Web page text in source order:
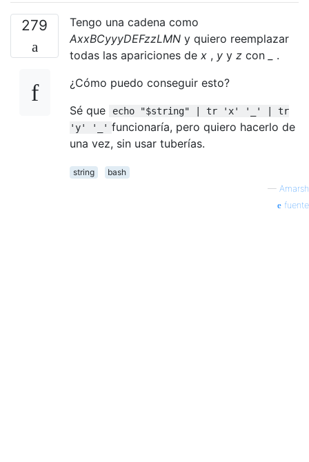
279
Tengo una cadena como
AxxBCyyyDEFzzLMN y quiero reemplazar
todas las apariciones de x , y y z con
.
¿Cómo puedo conseguir esto?
Sé que
echo "$string" | tr 'x' '_' | tr
'y' '_' funcionaría, pero quiero hacerlo de
una vez, sin usar tuberías.
string
bash
— Amarsh
fuente